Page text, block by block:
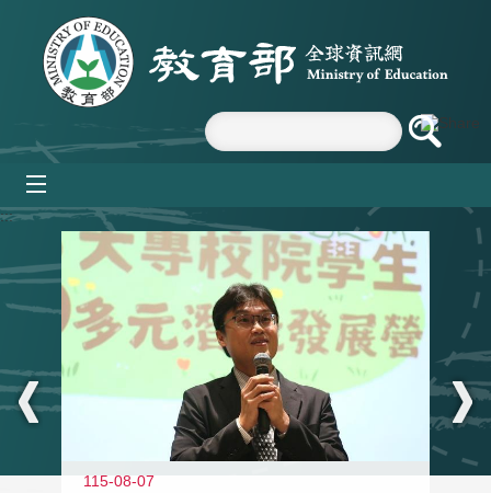
跳到主要內容區塊
:::
115-08-07